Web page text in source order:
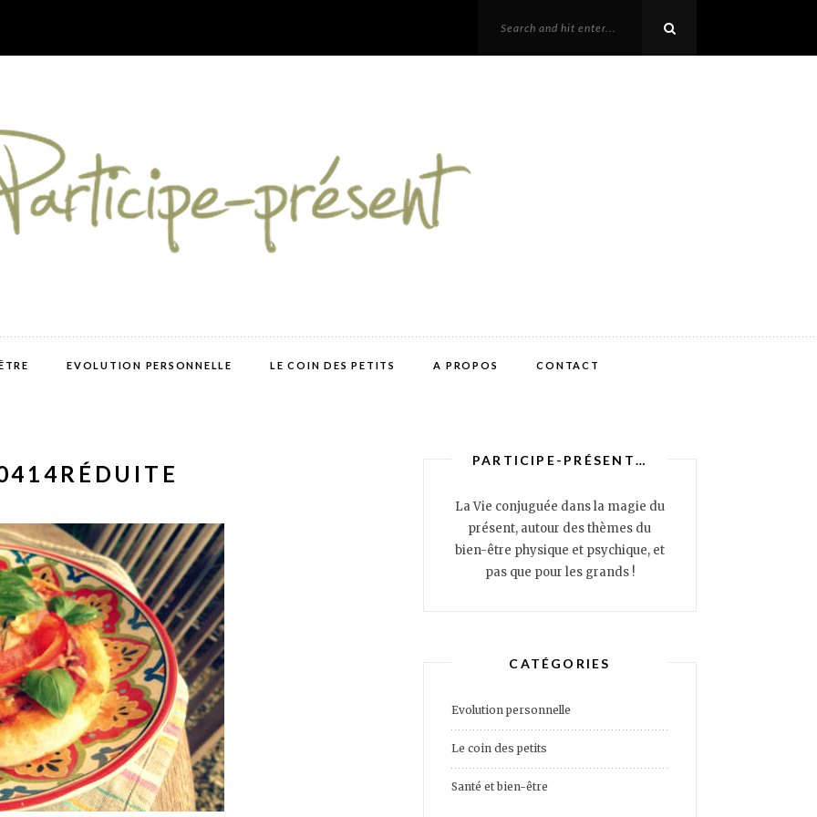
EVOLUTION PERSONNELLE LE COIN DES PETITS A PROPOS CONTACT
PARTICIPE-PRÉSENT…
La Vie conjuguée dans la magie du
présent, autour des thèmes du
bien-être physique et psychique, et
pas que pour les grands !
CATÉGORIES
Evolution personnelle
Le coin des petits
Santé et bien-être